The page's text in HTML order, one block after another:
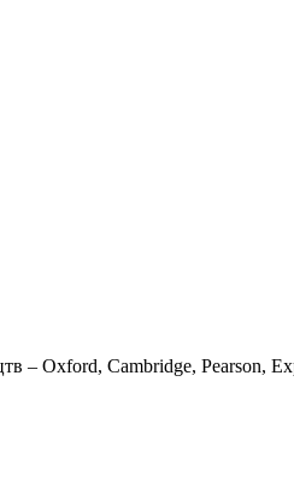
– Oxford, Cambridge, Pearson,